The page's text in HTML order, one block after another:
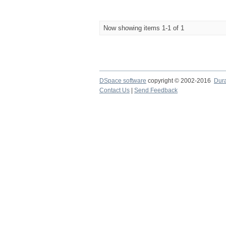
Now showing items 1-1 of 1
DSpace software copyright © 2002-2016
Contact Us
Send Feedback